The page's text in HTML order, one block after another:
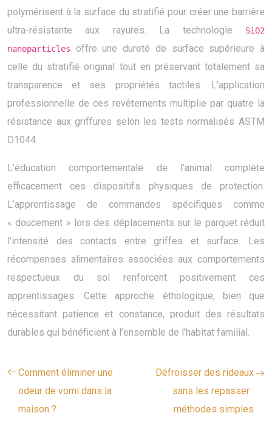
polymérisent à la surface du stratifié pour créer une barrière
ultra-résistante aux rayures. La technologie
SiO2
nanoparticles
offre une dureté de surface supérieure à
celle du stratifié original tout en préservant totalement sa
transparence et ses propriétés tactiles. L’application
professionnelle de ces revêtements multiplie par quatre la
résistance aux griffures selon les tests normalisés ASTM
D1044.
L’éducation comportementale de l’animal complète
efficacement ces dispositifs physiques de protection.
L’apprentissage de commandes spécifiques comme
« doucement » lors des déplacements sur le parquet réduit
l’intensité des contacts entre griffes et surface. Les
récompenses alimentaires associées aux comportements
respectueux du sol renforcent positivement ces
apprentissages. Cette approche éthologique, bien que
nécessitant patience et constance, produit des résultats
durables qui bénéficient à l’ensemble de l’habitat familial.
Comment éliminer une
odeur de vomi dans la
maison ?
Défroisser des rideaux
sans les repasser :
méthodes simples